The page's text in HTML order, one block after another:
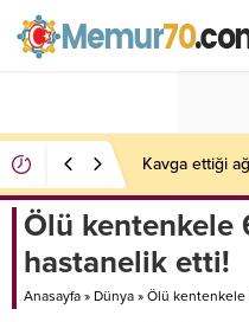
Kavga ettiği
Ölü kentenkele
hastanelik etti!
Anasayfa » Dünya » Ölü kentenkele